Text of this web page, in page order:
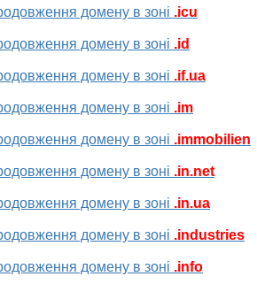
домену в зоні .icu
домену в зоні .id
домену в зоні .if.ua
домену в зоні .im
домену в зоні .immobilien
домену в зоні .in.net
домену в зоні .in.ua
домену в зоні .industries
домену в зоні .info